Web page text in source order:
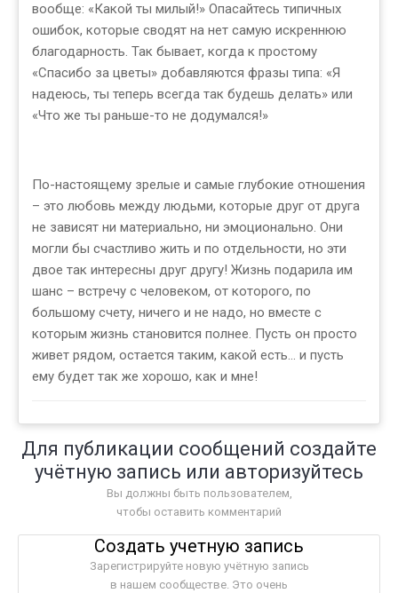
вообще: «Какой ты милый!» Опасайтесь типичных
ошибок, которые сводят на нет самую искреннюю
благодарность. Так бывает, когда к простому
«Спасибо за цветы» добавляются фразы типа: «Я
надеюсь, ты теперь всегда так будешь делать» или
«Что же ты раньше-то не додумался!»
По-настоящему зрелые и самые глубокие отношения
– это любовь между людьми, которые друг от друга
не зависят ни материально, ни эмоционально. Они
могли бы счастливо жить и по отдельности, но эти
двое так интересны друг другу! Жизнь подарила им
шанс – встречу с человеком, от которого, по
большому счету, ничего и не надо, но вместе с
которым жизнь становится полнее. Пусть он просто
живет рядом, остается таким, какой есть... и пусть
ему будет так же хорошо, как и мне!
Для публикации сообщений создайте
учётную запись или авторизуйтесь
Вы должны быть пользователем,
чтобы оставить комментарий
Создать учетную запись
Зарегистрируйте новую учётную запись
в нашем сообществе. Это очень